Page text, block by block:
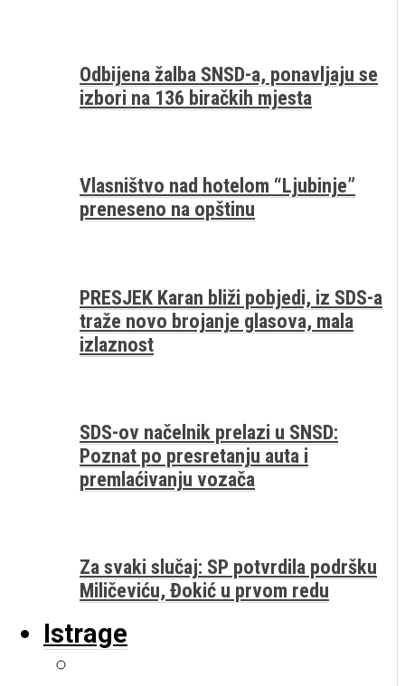
Odbijena žalba SNSD-a, ponavljaju se
izbori na 136 biračkih mjesta
Vlasništvo nad hotelom “Ljubinje”
preneseno na opštinu
PRESJEK Karan bliži pobjedi, iz SDS-a
traže novo brojanje glasova, mala
izlaznost
SDS-ov načelnik prelazi u SNSD:
Poznat po presretanju auta i
premlaćivanju vozača
Za svaki slučaj: SP potvrdila podršku
Miličeviću, Đokić u prvom redu
Istrage